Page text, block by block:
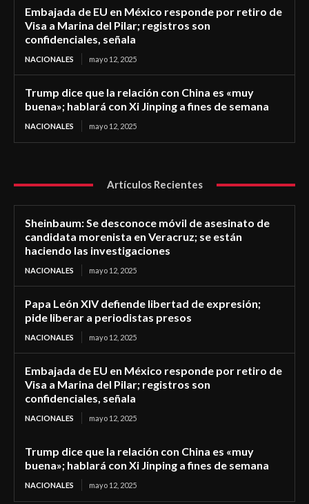
Embajada de EU en México responde por retiro de
Visa a Marina del Pilar; registros son
confidenciales, señala
NACIONALES mayo 12, 2025
Trump dice que la relación con China es «muy
buena»; hablará con Xi Jinping a fines de semana
NACIONALES mayo 12, 2025
Artículos Recientes
Sheinbaum: Se desconoce móvil de asesinato de
candidata morenista en Veracruz; se están
haciendo las investigaciones
NACIONALES mayo 12, 2025
Papa León XIV defiende libertad de expresión;
pide liberar a periodistas presos
NACIONALES mayo 12, 2025
Embajada de EU en México responde por retiro de
Visa a Marina del Pilar; registros son
confidenciales, señala
NACIONALES mayo 12, 2025
Trump dice que la relación con China es «muy
buena»; hablará con Xi Jinping a fines de semana
NACIONALES mayo 12, 2025